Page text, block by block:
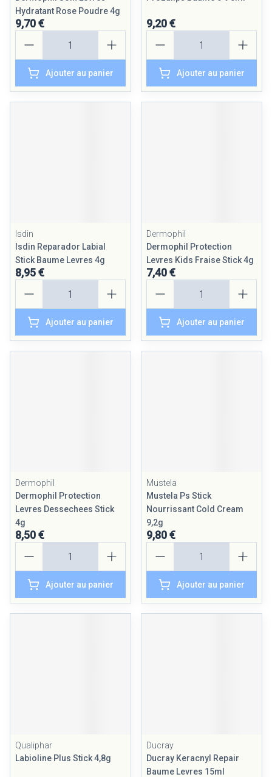
Hydratant Rose Poudre 4g
9,70 €
Ajouter au panier
9,20 €
Ajouter au panier
Isdin
Isdin Reparador Labial
Stick Baume Levres 4g
8,95 €
Ajouter au panier
Dermophil
Dermophil Protection
Levres Kids Fraise Stick 4g
7,40 €
Ajouter au panier
Dermophil
Dermophil Protection
Levres Dessechees Stick
4g
8,50 €
Ajouter au panier
Mustela
Mustela Ps Stick
Nourrissant Cold Cream
9,2g
9,80 €
Ajouter au panier
Qualiphar
Labioline Plus Stick 4,8g
Ducray
Ducray Keracnyl Repair
Baume Levres 15ml